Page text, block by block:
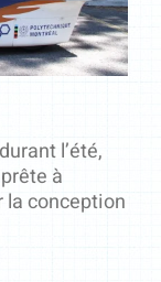
l’été,
à
la conception